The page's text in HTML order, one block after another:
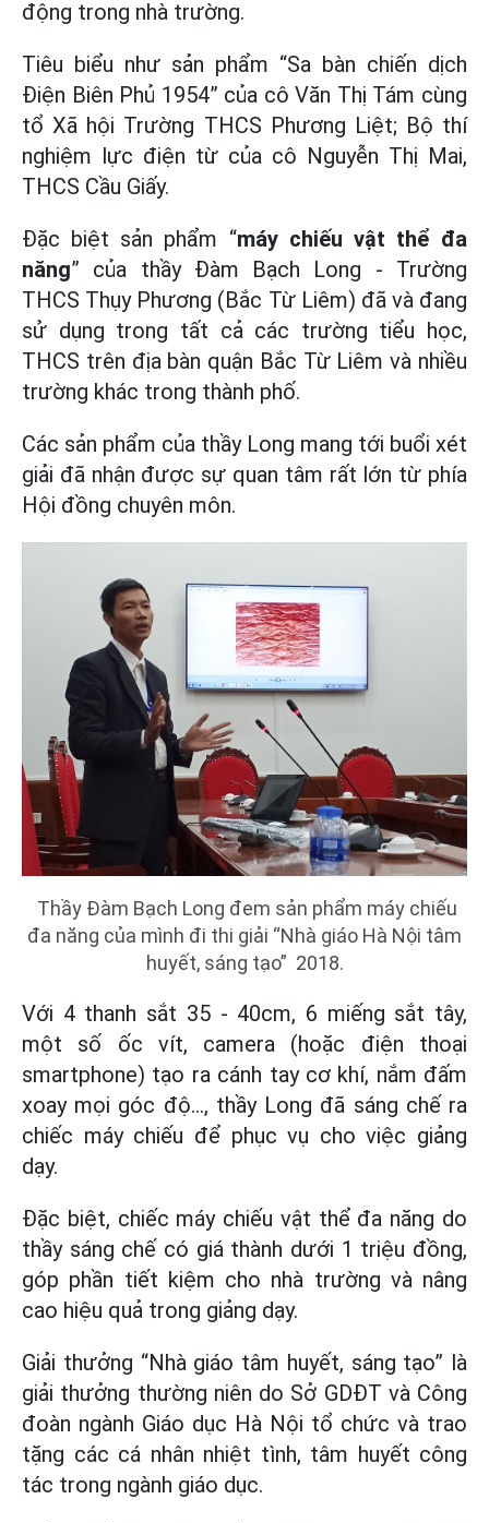
động trong nhà trường.
Tiêu biểu như sản phẩm “Sa bàn chiến dịch
Điện Biên Phủ 1954” của cô Văn Thị Tám cùng
tổ Xã hội Trường THCS Phương Liệt; Bộ thí
nghiệm lực điện từ của cô Nguyễn Thị Mai,
THCS Cầu Giấy.
Đặc biệt sản phẩm “máy chiếu vật thể đa
năng” của thầy Đàm Bạch Long - Trường
THCS Thụy Phương (Bắc Từ Liêm) đã và đang
sử dụng trong tất cả các trường tiểu học,
THCS trên địa bàn quận Bắc Từ Liêm và nhiều
trường khác trong thành phố.
Các sản phẩm của thầy Long mang tới buổi xét
giải đã nhận được sự quan tâm rất lớn từ phía
Hội đồng chuyên môn.
Thầy Đàm Bạch Long đem sản phẩm máy chiếu
đa năng của mình đi thi giải “Nhà giáo Hà Nội tâm
huyết, sáng tạo” 2018.
Với 4 thanh sắt 35 - 40cm, 6 miếng sắt tây,
một số ốc vít, camera (hoặc điện thoại
smartphone) tạo ra cánh tay cơ khí, nắm đấm
xoay mọi góc độ…, thầy Long đã sáng chế ra
chiếc máy chiếu để phục vụ cho việc giảng
dạy.
Đặc biệt, chiếc máy chiếu vật thể đa năng do
thầy sáng chế có giá thành dưới 1 triệu đồng,
góp phần tiết kiệm cho nhà trường và nâng
cao hiệu quả trong giảng dạy.
Giải thưởng “Nhà giáo tâm huyết, sáng tạo” là
giải thưởng thường niên do Sở GDĐT và Công
đoàn ngành Giáo dục Hà Nội tổ chức và trao
tặng các cá nhân nhiệt tình, tâm huyết công
tác trong ngành giáo dục.